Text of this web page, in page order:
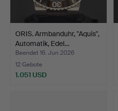
ORIS. Armbanduhr, "Aquis",
Automatik, Edel…
Beendet 16. Jun 2026
12 Gebote
1.051 USD